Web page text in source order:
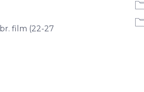
film (22-27